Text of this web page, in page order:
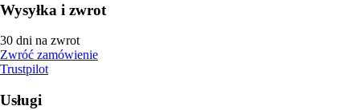
Wysyłka i zwrot
30 dni na zwrot
Zwróć zamówienie
Trustpilot
Usługi